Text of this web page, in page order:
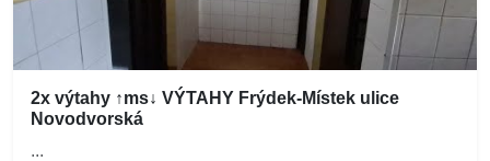
2x výtahy ↑ms↓ VÝTAHY Frýdek-Místek ulice
Novodvorská
...